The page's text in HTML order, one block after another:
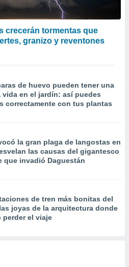
crecerán tormentas que
granizo y reventones
de huevo pueden tener una
vida en el jardín: así puedes
correctamente con tus plantas
la gran plaga de langostas en
las causas del gigantesco
que invadió Daguestán
de tren más bonitas del
joyas de la arquitectura donde
perder el viaje